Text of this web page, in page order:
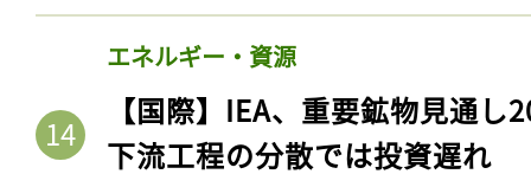
エネルギー・資源
【国際】IEA、重要鉱物見通
下流工程の分散では投資遅れ